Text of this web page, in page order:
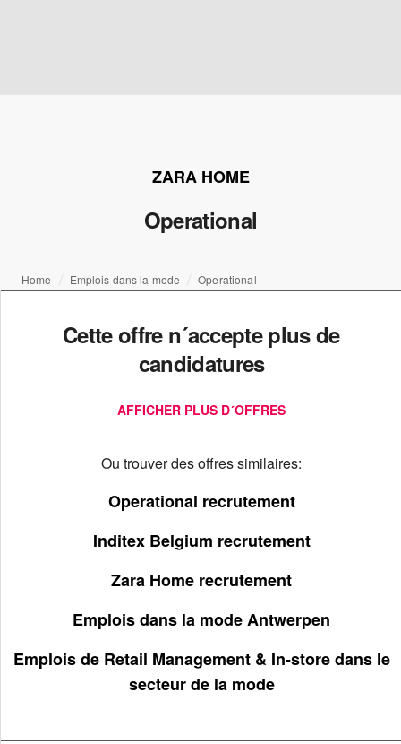
ZARA HOME
Operational
Home Emplois dans la mode Operational
Cette offre n´accepte plus de
candidatures
AFFICHER PLUS D´OFFRES
Ou trouver des offres similaires:
Operational recrutement
Inditex Belgium recrutement
Zara Home recrutement
Emplois dans la mode Antwerpen
Emplois de Retail Management & In-store dans le
secteur de la mode